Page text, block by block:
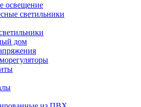
освещение
светильники
дом